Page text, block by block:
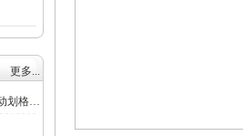
更多...
德国仪力信Erichsen430P电动划格试验仪